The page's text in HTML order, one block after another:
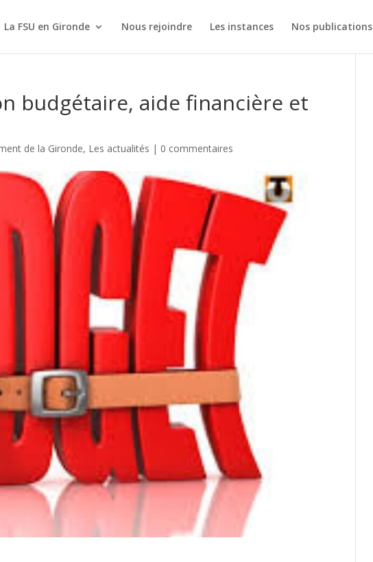
La FSU en Gironde Nous rejoindre Les instances Nos publications
budgétaire, aide financière et
de la Gironde, Les actualités | 0 commentaires